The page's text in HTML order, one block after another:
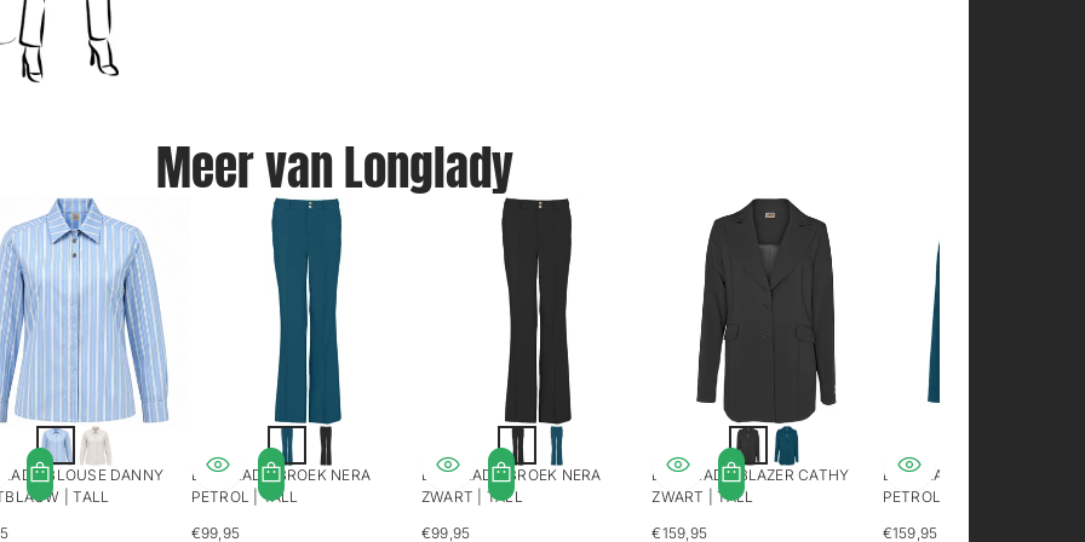
Meer van Longlady
BLOUSE DANNY
| TALL
LONGLADY BROEK NERA
PETROL | TALL
€99,95
LONGLADY BROEK NERA
ZWART | TALL
€99,95
LONGLADY BLAZER CATHY
ZWART | TALL
€159,95
LONGLADY BLAZER CATHY
PETROL | TALL
€159,95